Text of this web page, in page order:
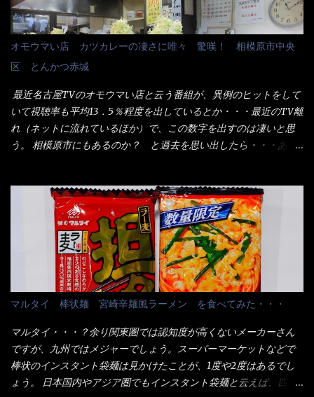
う。 これなら茹で上がった直後のままで、食べ進められるじゃな
いか！ 別皿で、葱と天かすを満タンに用意して、山葵も2つ。 そ
れに湯が無い利点として、汁が薄まらない！ これだよ、こ
れ！！ 湯があると、うどんと共に汁の方へ湯までも入ってしま
う。つまりラーメンの麺にスープが絡む現象ですな。 結局、伸び
ずに汁も薄らむこともなく・・最後の方で＜だし汁＞を少し追加
しました。 腹イッパイだけど、得サイズは全てお腹の中へ収まっ
たし満足達成度100％ 苦しいと云う事も無いな！ まだ鶏天1個位
は入りそうだね。 と云う事で、今回＜釜揚げうどんの湯無し＞を
試したら、確...
士（昇進目的）などの世界でしょう。 要は、ゴマスリ・・・てな
感じかな。 丸亀製麺と云えば、大阪誕生→全国区（北海道と沖縄
は？）へ広がった、讃岐饂飩チェーン店大手といっても過言では
無いでしょう。 各店舗で、毎日饂飩を打っているので饂飩好きの
方には店舗に寄って違う！と云う人も居るらしい・・ そんな大手
讃岐饂飩チェーン店と関係があるのか？ 箱詰め乾麺！ このパッ
ケージからすれば、間違いなく贈答用目的でしょう。 そんな贈答
用箱詰め饂飩・・・またもやメガドンキで発見し購入！ 中身は、
この様な状態です。 乾麺の束が6束／一パックになっており、それ
1280円と云った感じです。 で私は幾らで、メガドンキでゲットし
たかって？ それは非常に言いづらい・・・色々と各方面へ忖度し
て、激安だったとだけ申し上げましょう。 早速1袋を大釜で茹で～
ハイ、約15分ほど茹で上げた状態です。 当家には、高齢者がいる
ので少し柔らかく・・・ 茹で上がった饂飩は、お店の饂飩に比べ
＜細い＞です。 どちらかと云えば、稲庭饂飩的な太さですね。 さ
てこれを、どの様に食べるか？ 長葱無かったので、玉葱を刻んで
八王子ラーメン風月見つけうどん！ 冷やし釜あげうどん～です。
ラーメン丼に、冷水を軽く張って饂飩を盛り付け、お椀に昆布出
汁つゆと長葱に山葵です。 これでツルツル～と頂きました。 良い
じゃないか～...
オモウマい店 カツカレーの凄さに唯々 驚嘆！ 相模原市中央
区 とんかつ赤城
最近名古屋TVのオモウマい店と云う番組が、異例のヒットをして
いて視聴率も平均13．5％程度を出しているとか・・・最近のTV離
れ（ネットに流れているほか）で、この数字を出すのは凄いと思
う。 相模原市にもあるのか？ と過去を思い出したら・・・あっ
当している。 まずはこれを見て欲しい！ カウンターに置かれた＜
お皿＞である。 直ぐに気づいたでしょう！ 何かキャベツが山じ
ゃないか！？ ハイ、山です。 これが標準なのです。 普通のとん
かつ屋のキャベツと比べたら、10人前ほどあるか？ 値段的には、
メイン（主流は1,000超）＋定食セット350円程と値段的には、そ
れ程では安い訳でも無いが、客足が絶えない人気店である。 そん
なメニューのなかで、リーズナブルで頂ける＜映え＞るメニュー
が＜カツカレー＞だ！ これです。 当時1,000円税込だった
が・・・今も変わらないと思うけど・・・ これが出てくると、カ
ウンター中からOH～と声が飛ぶ！ 写真は、キャベツ少なめでお願
いしています。 皿のサイズは、直径30cmほどあります。 そこに
ドカ盛のキャベツと御飯にカレーがかかっています。 カレーは辛
マルタイ 棒状麺 宮崎辛麺風ラーメン を食べてみた・・・
マルタイ・・・？余り関東圏では認知度が高くないメーカーさん
ですが、九州ではメジャーでしょう。スーパーマーケットなどで
棒状のインスタント袋麺は見かけたことが、1度や2度はあるでし
ょう。 日本国内やアジア圏でもインスタント袋麺と云えば、四角